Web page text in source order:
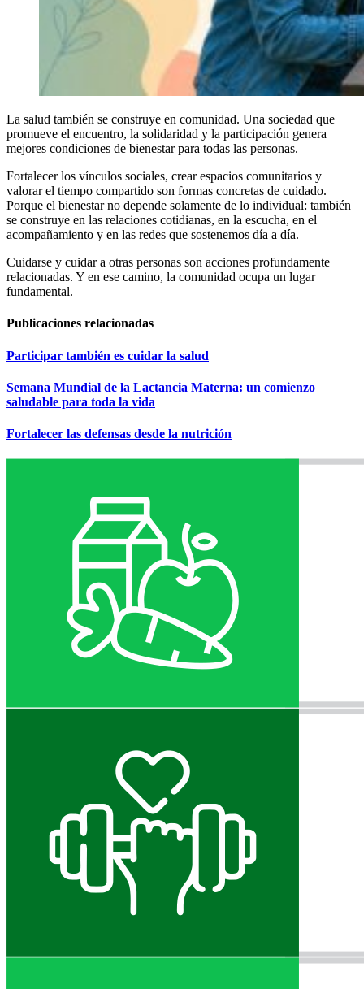
La salud también se construye en comunidad. Una sociedad que
promueve el encuentro, la solidaridad y la participación genera
mejores condiciones de bienestar para todas las personas.
Fortalecer los vínculos sociales, crear espacios comunitarios y
valorar el tiempo compartido son formas concretas de cuidado.
Porque el bienestar no depende solamente de lo individual: también
se construye en las relaciones cotidianas, en la escucha, en el
acompañamiento y en las redes que sostenemos día a día.
Cuidarse y cuidar a otras personas son acciones profundamente
relacionadas. Y en ese camino, la comunidad ocupa un lugar
fundamental.
Publicaciones relacionadas
Participar también es cuidar la salud
Semana Mundial de la Lactancia Materna: un comienzo
saludable para toda la vida
Fortalecer las defensas desde la nutrición